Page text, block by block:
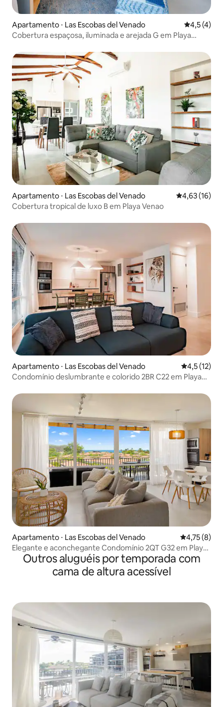
Apartamento ⋅ Las Escobas del Venado 4,5 de
4,5 (4)
Cobertura espaçosa, iluminada e arejada G em Playa
Apartamento ⋅ Las Escobas del Venado 4,63 de uma
4,63 (16)
Cobertura tropical de luxo B em Playa Venao
Apartamento ⋅ Las Escobas del Venado 4,5 de uma
4,5 (12)
Condomínio deslumbrante e colorido 2BR C22 em Playa
Apartamento ⋅ Las Escobas del Venado 4,75 de
4,75 (8)
Elegante e aconchegante Condomínio 2QT G32 em Playa
Venao
Outros aluguéis por temporada com
cama de altura acessível